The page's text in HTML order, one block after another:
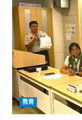
教育